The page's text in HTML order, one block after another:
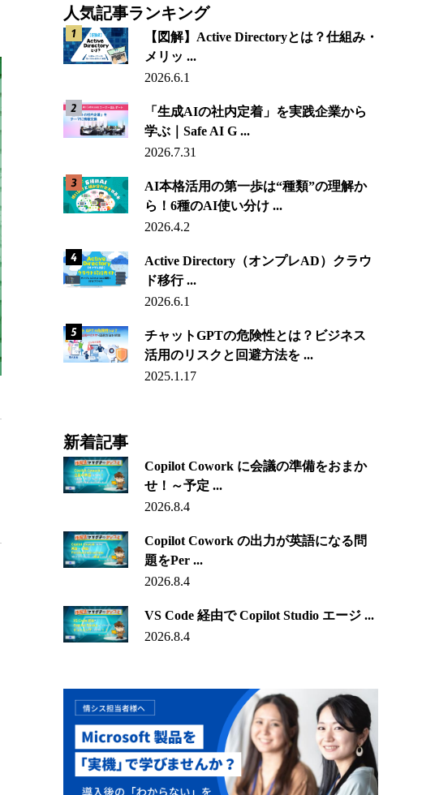
人気記事ランキング
【図解】Active Directoryとは？仕組み・
メリッ ...
2026.6.1
「生成AIの社内定着」を実践企業から
学ぶ｜Safe AI G ...
2026.7.31
AI本格活用の第一歩は“種類”の理解か
ら！6種のAI使い分け ...
2026.4.2
Active Directory（オンプレAD）クラウ
ド移行 ...
2026.6.1
チャットGPTの危険性とは？ビジネス
活用のリスクと回避方法を ...
2025.1.17
新着記事
Copilot Cowork に会議の準備をおまか
せ！～予定 ...
2026.8.4
Copilot Cowork の出力が英語になる問
題をPer ...
2026.8.4
VS Code 経由で Copilot Studio エージ ...
2026.8.4